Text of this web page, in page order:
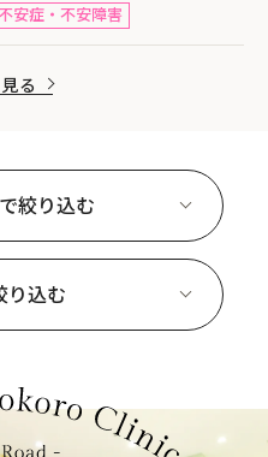
安症・不安障害
る
絞り込む
り込む